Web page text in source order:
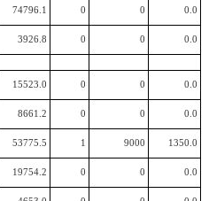
74796.1 0 0 0.0
3926.8 0 0 0.0
15523.0 0 0 0.0
8661.2 0 0 0.0
53775.5 1 9000 1350.0
19754.2 0 0 0.0